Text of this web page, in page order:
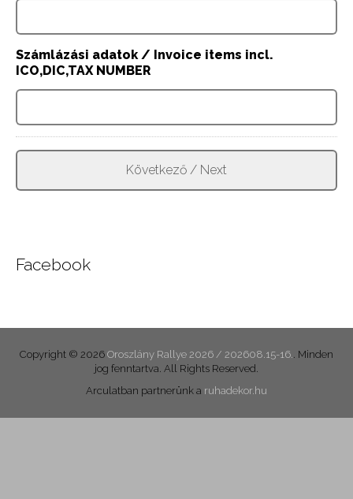
Számlázási adatok / Invoice items incl.
ICO,DIC,TAX NUMBER
Facebook
Copyright © 2026 Oroszlány Rallye 2026 / 202608.15-16.. Minden
jog fenntartva. All Rights Reserved.
Arculatban partnerünk a ruhadekor.hu